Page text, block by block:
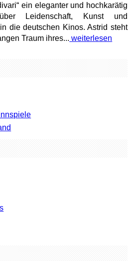
ein eleganter und hochkarätig
Leidenschaft, Kunst und
die deutschen Kinos. Astrid steht
Traum ihres... weiterlesen